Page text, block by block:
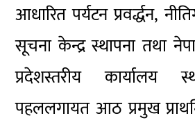
आधारित पर्यटन प्रवर्द्धन,
सूचना केन्द्र स्थापना तथा
प्रदेशस्तरीय कार्यालय
पहललगायत आठ प्रमुख